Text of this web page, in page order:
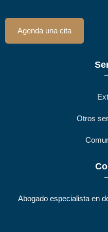
Agenda una cita
Otros
Abogado especialista en